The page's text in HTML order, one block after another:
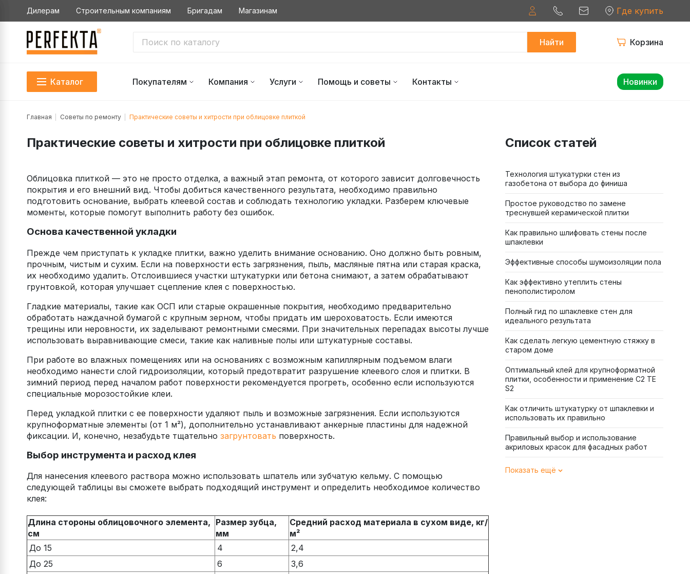
Дилерам Строительным компаниям Бригадам Магазинам Где купить
Найти Корзина
Каталог Покупателям Компания Услуги Помощь и советы Контакты Новинки
Главная Советы по ремонту Практические советы и хитрости при облицовке плиткой
Практические советы и хитрости при облицовке плиткой
Облицовка плиткой — это не просто отделка, а важный этап ремонта, от которого зависит долговечность
покрытия и его внешний вид. Чтобы добиться качественного результата, необходимо правильно
подготовить основание, выбрать клеевой состав и соблюдать технологию укладки. Разберем ключевые
моменты, которые помогут выполнить работу без ошибок.
Основа качественной укладки
Прежде чем приступать к укладке плитки, важно уделить внимание основанию. Оно должно быть ровным,
прочным, чистым и сухим. Если на поверхности есть загрязнения, пыль, масляные пятна или старая краска,
их необходимо удалить. Отслоившиеся участки штукатурки или бетона снимают, а затем обрабатывают
грунтовкой, которая улучшает сцепление клея с поверхностью.
Гладкие материалы, такие как ОСП или старые окрашенные покрытия, необходимо предварительно
обработать наждачной бумагой с крупным зерном, чтобы придать им шероховатость. Если имеются
трещины или неровности, их заделывают ремонтными смесями. При значительных перепадах высоты лучше
использовать выравнивающие смеси, такие как наливные полы или штукатурные составы.
При работе во влажных помещениях или на основаниях с возможным капиллярным подъемом влаги
необходимо нанести слой гидроизоляции, который предотвратит разрушение клеевого слоя и плитки. В
зимний период перед началом работ поверхности рекомендуется прогреть, особенно если используются
специальные морозостойкие клеи.
Перед укладкой плитки с ее поверхности удаляют пыль и возможные загрязнения. Если используются
крупноформатные элементы (от 1 м²), дополнительно устанавливают анкерные пластины для надежной
фиксации. И, конечно, незабудьте тщательно загрунтовать поверхность.
Выбор инструмента и расход клея
Для нанесения клеевого раствора можно использовать шпатель или зубчатую кельму. С помощью
следующей таблицы вы сможете выбрать подходящий инструмент и определить необходимое количество
клея:
Длина стороны облицовочного элемента,
см
Размер зубца,
мм
Средний расход материала в сухом виде, кг/
м²
До 15
4
2,4
До 25
6
3,6
Список статей
Технология штукатурки стен из
газобетона от выбора до финиша
Простое руководство по замене
треснувшей керамической плитки
Как правильно шлифовать стены после
шпаклевки
Эффективные способы шумоизоляции пола
Как эффективно утеплить стены
пенополистиролом
Полный гид по шпаклевке стен для
идеального результата
Как сделать легкую цементную стяжку в
старом доме
Оптимальный клей для крупноформатной
плитки, особенности и применение C2 TE
S2
Как отличить штукатурку от шпаклевки и
использовать их правильно
Правильный выбор и использование
акриловых красок для фасадных работ
Показать ещё